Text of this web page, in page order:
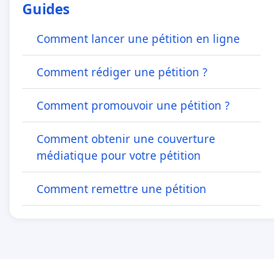
Guides
Comment lancer une pétition en ligne
Comment rédiger une pétition ?
Comment promouvoir une pétition ?
Comment obtenir une couverture
médiatique pour votre pétition
Comment remettre une pétition